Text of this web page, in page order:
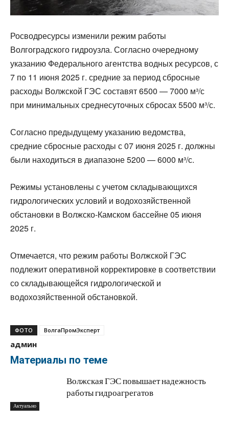
Росводресурсы изменили режим работы
Волгоградского гидроузла. Согласно очередному
указанию Федерального агентства водных ресурсов, с
7 по 11 июня 2025 г. средние за период сбросные
расходы Волжской ГЭС составят 6500 — 7000 м³/с
при минимальных среднесуточных сбросах 5500 м³/с.
Согласно предыдущему указанию ведомства,
средние сбросные расходы с 07 июня 2025 г. должны
были находиться в диапазоне 5200 — 6000 м³/с.
Режимы установлены с учетом складывающихся
гидрологических условий и водохозяйственной
обстановки в Волжско-Камском бассейне 05 июня
2025 г.
Отмечается, что режим работы Волжской ГЭС
подлежит оперативной корректировке в соответствии
со складывающейся гидрологической и
водохозяйственной обстановкой.
ФОТО ВолгаПромЭксперт
админ
Материалы по теме
Актуально
Волжская ГЭС повышает надежность
работы гидроагрегатов